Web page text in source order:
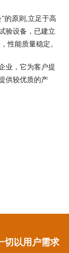
的原则,立足于高
验设备，已建立
性能质量稳定。
业，它为客户提
供较优质的产
切以用户需求